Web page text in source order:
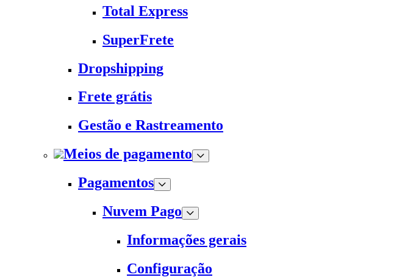
Total Express
SuperFrete
Dropshipping
Frete grátis
Gestão e Rastreamento
Meios de pagamento
Pagamentos
Nuvem Pago
Informações gerais
Configuração